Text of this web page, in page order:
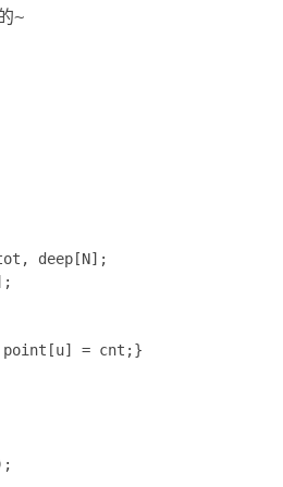
~
deep[N];
= cnt;}